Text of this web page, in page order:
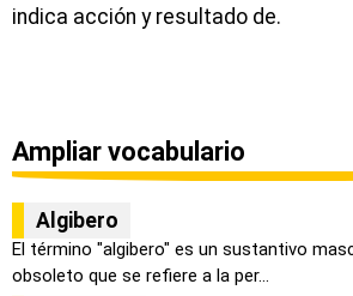
indica acción y resultado de.
Ampliar vocabulario
Algibero
El término "algibero" es un sustantivo
obsoleto que se refiere a la per...